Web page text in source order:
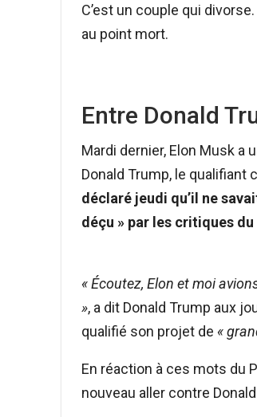
C’est un couple qui
au point mort.
Entre Donald
Mardi dernier, Elon Musk a
Donald Trump, le qualifiant
déclaré jeudi qu’il ne
déçu » par les critiques
« Écoutez, Elon et moi
», a dit Donald Trump aux
qualifié son projet de «
En réaction à ces mots du
nouveau aller contre